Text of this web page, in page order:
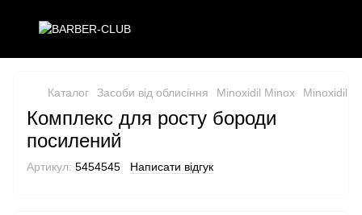
Каталог Засоби від облисіння Minoxidil Minox Minoxidil
Комплекс для росту бороди
посилений
Артикул: 5454545 Написати відгук